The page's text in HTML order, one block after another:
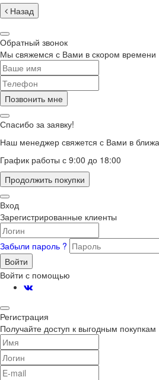
Назад
Обратный звонок
Мы свяжемся с Вами в скором времени
Позвонить мне
Спасибо за заявку!
Наш менеджер свяжется с Вами в
График работы с 9:00 до 18:00
Продолжить покупки
Вход
Зарегистрированные клиенты
Забыли пароль ?
Войти
Войти с помощью
Регистрация
Получайте доступ к выгодным покупкам